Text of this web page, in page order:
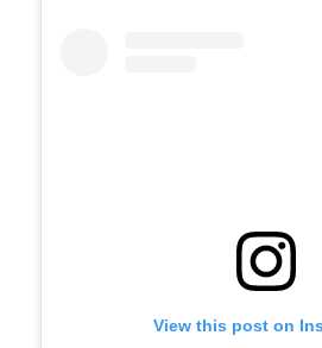
View this post on